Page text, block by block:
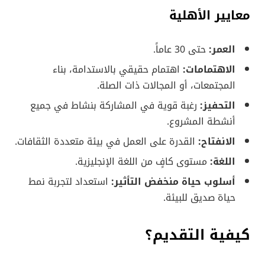
معايير الأهلية
العمر: حتى 30 عاماً.
الاهتمامات: اهتمام حقيقي بالاستدامة، بناء
المجتمعات، أو المجالات ذات الصلة.
التحفيز: رغبة قوية في المشاركة بنشاط في جميع
أنشطة المشروع.
الانفتاح: القدرة على العمل في بيئة متعددة الثقافات.
اللغة: مستوى كافٍ من اللغة الإنجليزية.
أسلوب حياة منخفض التأثير: استعداد لتجربة نمط
حياة صديق للبيئة.
كيفية التقديم؟